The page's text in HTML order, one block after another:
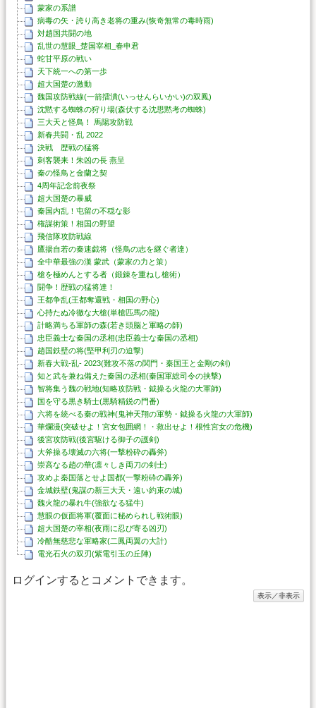
蒙家の系譜
病毒の矢・誇り高き老将の重み(恢奇無常の毒時雨)
対趙国共闘の地
乱世の慧眼_楚国宰相_春申君
蛇甘平原の戦い
天下統一への第一歩
超大国楚の激動
魏国攻防戦線(一箭擂潰(いっせんらいかい)の双鳳)
沈黙する蜘蛛の狩り場(森伏する沈思黙考の蜘蛛)
三大天と怪鳥！ 馬陽攻防戦
新春共闘・乱 2022
決戦 歴戦の猛将
刺客襲来！朱凶の長 燕呈
秦の怪鳥と金蘭之契
4周年記念前夜祭
超大国楚の暴威
秦国内乱！屯留の不穏な影
権謀術策！相国の野望
飛信隊攻防戦線
鷹揚自若の秦速戯将（怪鳥の志を継ぐ者達）
全中華最強の漢 蒙武（蒙家の力と策）
槍を極めんとする者（鍛錬を重ねし槍術）
闘争！歴戦の猛将達！
王都争乱(王都奪還戦・相国の野心)
心持たぬ冷徹な大槍(単槍匹馬の龍)
計略満ちる軍師の森(若き頭脳と軍略の師)
忠臣義士な秦国の丞相(忠臣義士な秦国の丞相)
趙国鉄壁の将(堅甲利刃の迫撃)
新春大戦-乱- 2023(難攻不落の関門・秦国王と金剛の剣)
知と武を兼ね備えた秦国の丞相(秦国軍総司令の挟撃)
智将集う魏の戦地(知略攻防戦・鉞操る火龍の大軍師)
国を守る黒き騎士(黒騎精鋭の門番)
六将を統べる秦の戦神(鬼神天翔の軍勢・鉞操る火龍の大軍師)
華爛漫(突破せよ！宮女包囲網！・救出せよ！根性宮女の危機)
後宮攻防戦(後宮駆ける御子の護剣)
大斧操る壊滅の六将(一撃粉砕の轟斧)
崇高なる趙の華(凛々しき両刀の剣士)
攻めよ秦国落とせよ国都(一撃粉砕の轟斧)
金城鉄壁(鬼謀の新三大天・遠い約束の城)
魏火龍の暴れ牛(強欲なる猛牛)
慧眼の仮面将軍(覆面に秘められし戦術眼)
超大国楚の宰相(夜雨に忍び寄る凶刃)
冷酷無慈悲な軍略家(二鳳両翼の大計)
電光石火の双刃(紫電引玉の丘陣)
ログインするとコメントできます。